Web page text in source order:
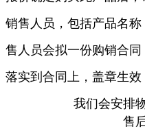
销售人员，包括产品名
售人员会拟一份购销合
落实到合同上，盖章生效
我们会安排
售